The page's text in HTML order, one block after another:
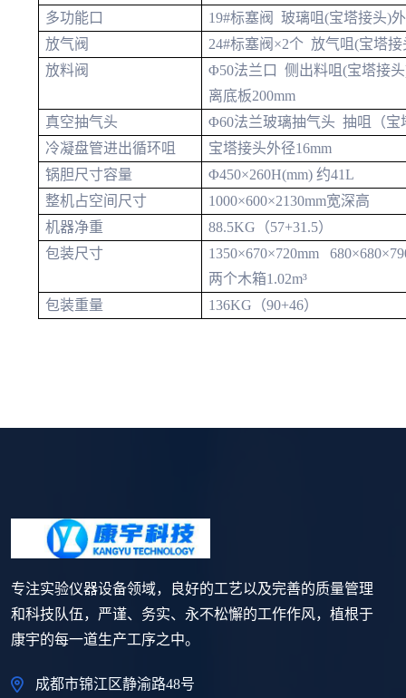
多功能口
19#标塞阀 玻璃咀(宝塔接头)
放气阀
24#标塞阀×2个 放气咀(宝塔接
放料阀
Φ50法兰口 侧出料咀(宝塔接头
离底板200mm
真空抽气头
Φ60法兰玻璃抽气头 抽咀（宝
冷凝盘管进出循环咀
宝塔接头外径16mm
锅胆尺寸容量
Φ450×260H(mm) 约41L
整机占空间尺寸
1000×600×2130mm宽深高
机器净重
88.5KG（57+31.5）
包装尺寸
1350×670×720mm
两个木箱1.02m³
包装重量
136KG（90+46）
专注实验仪器设备领域，良好的工艺以及完善的质量管理
和科技队伍，严谨、务实、永不松懈的工作作风，植根于
康宇的每一道生产工序之中。
成都市锦江区静渝路48号